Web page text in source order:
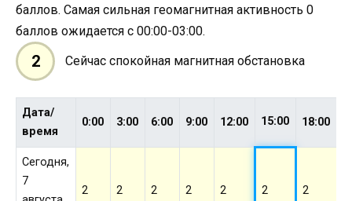
баллов. Самая сильная геомагнитная активность 0
баллов ожидается с 00:00-03:00.
2 Сейчас спокойная магнитная обстановка
Дата/
время
0:00 3:00 6:00 9:00 12:00 15:00 18:00
Сегодня,
7
2 2 2 2 2 2 2